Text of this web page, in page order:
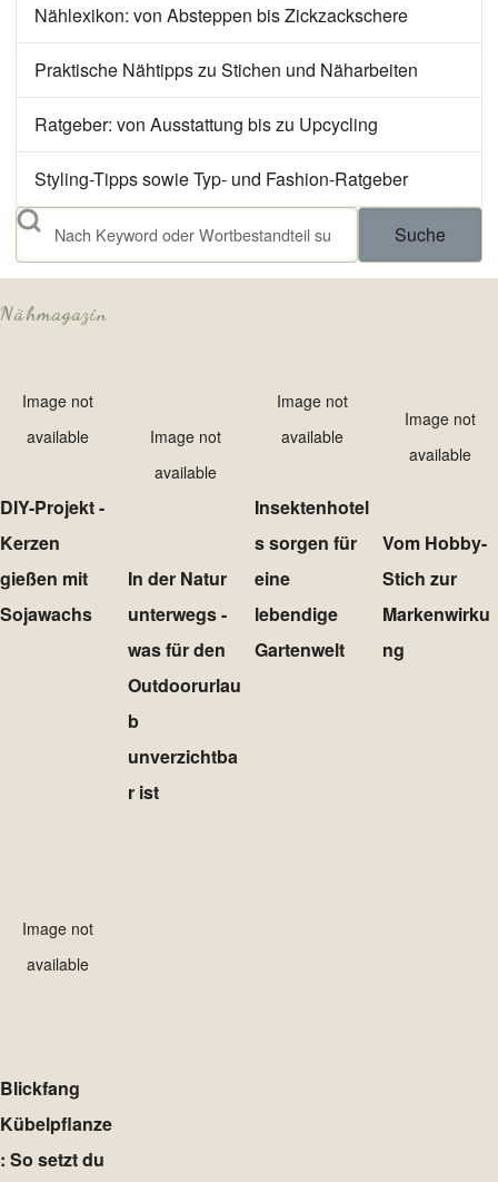
Nählexikon: von Absteppen bis Zickzackschere
Praktische Nähtipps zu Stichen und Näharbeiten
Ratgeber: von Ausstattung bis zu Upcycling
Styling-Tipps sowie Typ- und Fashion-Ratgeber
Suche
Nähmagazin
Image not
available
DIY-Projekt -
Kerzen
gießen mit
Sojawachs
Image not
available
In der Natur
unterwegs -
was für den
Outdoorurlau
b
unverzichtba
r ist
Image not
available
Insektenhotel
s sorgen für
eine
lebendige
Gartenwelt
Image not
available
Vom Hobby-
Stich zur
Markenwirku
ng
Image not
available
Blickfang
Kübelpflanze
: So setzt du